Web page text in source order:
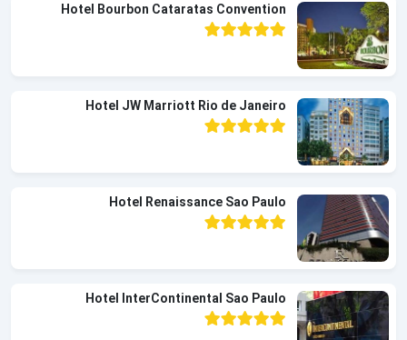
Hotel Bourbon Cataratas Convention
Hotel JW Marriott Rio de Janeiro
Hotel Renaissance Sao Paulo
Hotel InterContinental Sao Paulo